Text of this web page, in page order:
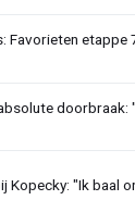
Favorieten etappe
doorbraak:
Kopecky: "Ik baal